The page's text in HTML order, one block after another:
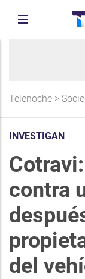
Telenoche >
INVESTIGAN
contra
del